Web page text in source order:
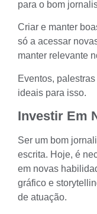
para o bom
Criar e manter
só a acessar
manter relevante
Eventos,
ideais para isso.
Investir Em
Ser um bom
escrita. Hoje, é
em novas
gráfico e
de atuação.